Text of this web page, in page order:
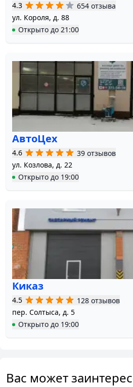
4.3
654 отзыва
ул. Короля, д. 88
Открыто до 21:00
АвтоЦех
4.6
39 отзывов
ул. Козлова, д. 22
Открыто до 19:00
Киказ
4.5
128 отзывов
пер. Солтыса, д. 5
Открыто до 19:00
Вас может